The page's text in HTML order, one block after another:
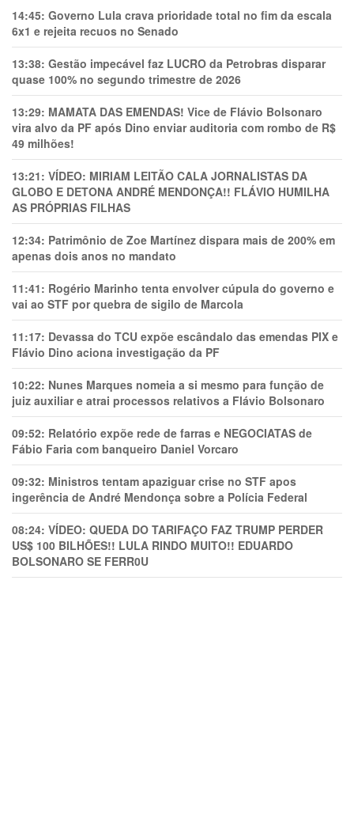
14:45: Governo Lula crava prioridade total no fim da escala
6x1 e rejeita recuos no Senado
13:38: Gestão impecável faz LUCRO da Petrobras disparar
quase 100% no segundo trimestre de 2026
13:29: MAMATA DAS EMENDAS! Vice de Flávio Bolsonaro
vira alvo da PF após Dino enviar auditoria com rombo de R$
49 milhões!
13:21: VÍDEO: MIRIAM LEITÃO CALA JORNALISTAS DA
GLOBO E DETONA ANDRÉ MENDONÇA!! FLÁVIO HUMILHA
AS PRÓPRIAS FILHAS
12:34: Patrimônio de Zoe Martínez dispara mais de 200% em
apenas dois anos no mandato
11:41: Rogério Marinho tenta envolver cúpula do governo e
vai ao STF por quebra de sigilo de Marcola
11:17: Devassa do TCU expõe escândalo das emendas PIX e
Flávio Dino aciona investigação da PF
10:22: Nunes Marques nomeia a si mesmo para função de
juiz auxiliar e atrai processos relativos a Flávio Bolsonaro
09:52: Relatório expõe rede de farras e NEGOCIATAS de
Fábio Faria com banqueiro Daniel Vorcaro
09:32: Ministros tentam apaziguar crise no STF apos
ingerência de André Mendonça sobre a Polícia Federal
08:24: VÍDEO: QUEDA DO TARIFAÇO FAZ TRUMP PERDER
US$ 100 BILHÕES!! LULA RINDO MUITO!! EDUARDO
BOLSONARO SE FERR0U